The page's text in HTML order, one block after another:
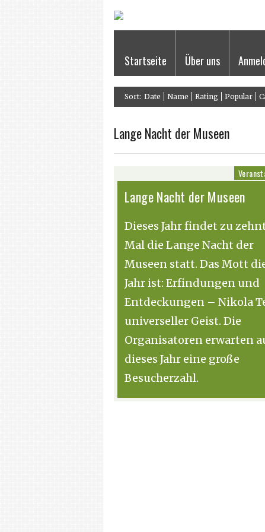
Startseite Über uns
Sort: Date Name Rating Popular
Lange Nacht der Museen
Lange Nacht der Museen
Dieses Jahr findet zu
Mal die Lange Nacht der
Museen statt. Das Mott
Jahr ist: Erfindungen und
Entdeckungen – Nikola
universeller Geist. Die
Organisatoren erwarten
dieses Jahr eine große
Besucherzahl.